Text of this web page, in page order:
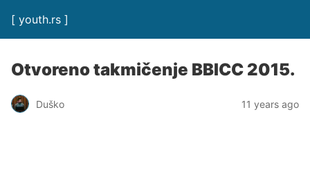
[ youth.rs ]
Otvoreno takmičenje BBICC 2015.
Duško 11 years ago